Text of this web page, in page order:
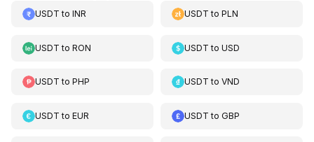
USDT to INR USDT toPLN
USDT to RON USDT toUSD
USDT to PHP USDT toVND
USDT to EUR USDT toGBP